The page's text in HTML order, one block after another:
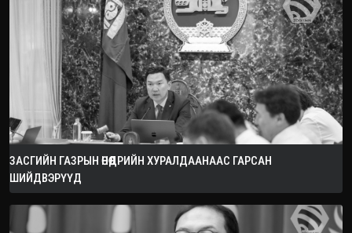
ЗАСГИЙН ГАЗРЫН ӨНӨӨДРИЙН ХУРАЛДААНААС ГАРСАН
ШИЙДВЭРҮҮД